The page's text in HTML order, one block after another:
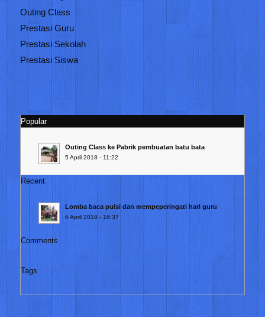
Outing Class
Prestasi Guru
Prestasi Sekolah
Prestasi Siswa
Popular
Outing Class ke Pabrik pembuatan batu bata
5 April 2018 - 11:22
Recent
Lomba baca puisi dan mempeperingati hari guru
6 April 2018 - 16:37
Comments
Tags